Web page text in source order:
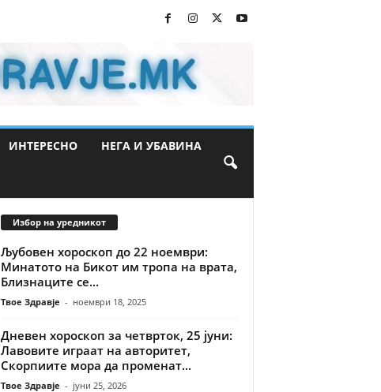
ИНТЕРЕСНО НЕГА И УБАВИНА
Избор на уредникот
Љубовен хороскоп до 22 ноември:
Минатото на Бикот им тропа на врата,
Близнаците се...
Твое Здравје - ноември 18, 2025
Дневен хороскоп за четврток, 25 јуни:
Лавовите играат на авторитет,
Скорпиите мора да променат...
Твое Здравје - јуни 25, 2026